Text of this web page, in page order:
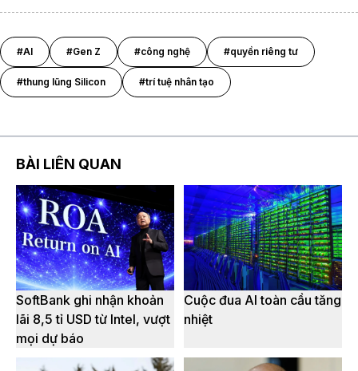
#AI #Gen Z #công nghệ #quyền riêng tư
#thung lũng Silicon #trí tuệ nhân tạo
BÀI LIÊN QUAN
SoftBank ghi nhận khoản
lãi 8,5 tỉ USD từ Intel, vượt
mọi dự báo
Cuộc đua AI toàn cầu tăng
nhiệt